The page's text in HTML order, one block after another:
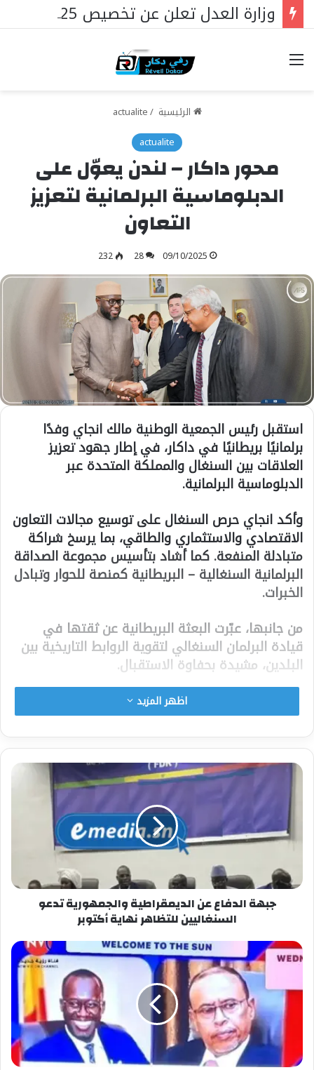
خيارات
الرئيسية /
actualite
actualite
محور داكار – لندن يعوّل على
الدبلوماسية البرلمانية لتعزيز
التعاون
09/10/2025
28
232
استقبل رئيس الجمعية الوطنية مالك انجاي وفدًا
برلمانيًا بريطانيًا في داكار، في إطار جهود تعزيز
العلاقات بين السنغال والمملكة المتحدة عبر
الدبلوماسية البرلمانية.
وأكد انجاي حرص السنغال على توسيع مجالات التعاون
الاقتصادي والاستثماري والطاقي، بما يرسخ شراكة
متبادلة المنفعة. كما أشاد بتأسيس مجموعة الصداقة
البرلمانية السنغالية – البريطانية كمنصة للحوار وتبادل
الخبرات.
من جانبها، عبّرت البعثة البريطانية عن ثقتها في
قيادة البرلمان السنغالي لتقوية الروابط التاريخية بين
البلدين، مشيدة بحفاوة الاستقبال.
وختم انجاي بالتأكيد على انسجام هذا التعاون مع رؤية
“السنغال 2050” التي يقودها الرئيس بشير جوماي
فاي، من أجل سلام وازدهار مشترك وتنمية مستدامة.
شارك هذا الموضوع:
معجب بهذه:
اظهر المزيد
جبهة الدفاع عن الديمقراطية والجمهورية تدعو
السنغاليين للتظاهر نهاية أكتوبر